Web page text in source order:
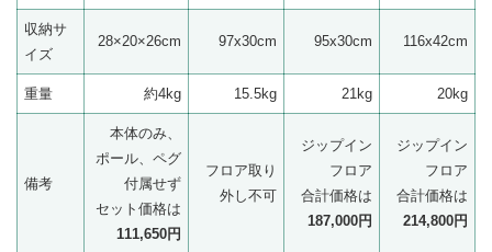
収納サ
イズ
28×20×26cm 97x30cm 95x30cm 116x42cm
重量 約4kg 15.5kg 21kg 20kg
備考
本体のみ、
ポール、ペグ
付属せず
セット価格は
111,650円
フロア取り
外し不可
ジップイン
フロア
合計価格は
187,000円
ジップイン
フロア
合計価格は
214,800円